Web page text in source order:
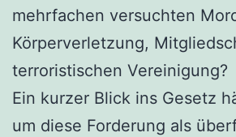
mehrfachen versuchten
Körperverletzung,
terroristischen Vereinigung?
Ein kurzer Blick ins Gesetz
um diese Forderung als